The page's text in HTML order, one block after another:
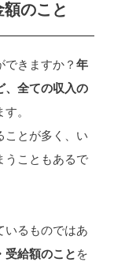
のこと
きますか？ 年
、全ての収入の
す。
ことが多く、い
うこともあるで
いるものではあ
受給額のことを